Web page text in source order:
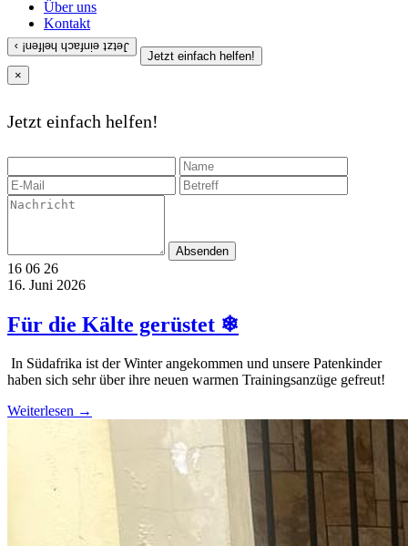
Über uns
Kontakt
Jetzt einfach helfen! ›
Jetzt einfach helfen!
×
Jetzt einfach helfen!
Absenden
16 06 26
16. Juni 2026
Für die Kälte gerüstet ❄
️ In Südafrika ist der Winter angekommen und unsere Patenkinder
haben sich sehr über ihre neuen warmen Trainingsanzüge gefreut!
Weiterlesen →